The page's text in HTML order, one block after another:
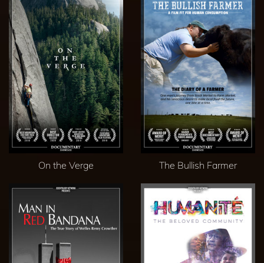
On the Verge The Bullish Farmer